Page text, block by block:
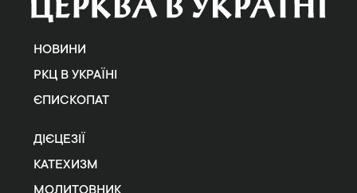
НОВИНИ
РКЦ В УКРАЇНІ
ЄПИСКОПАТ
ДІЄЦЕЗІЇ
КАТЕХИЗМ